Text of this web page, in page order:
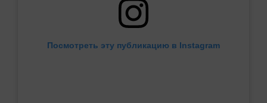
Посмотреть эту публикацию в Instagram